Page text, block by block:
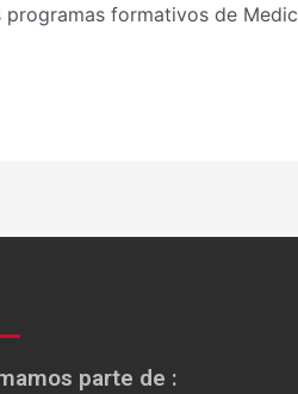
formativos de
parte de :